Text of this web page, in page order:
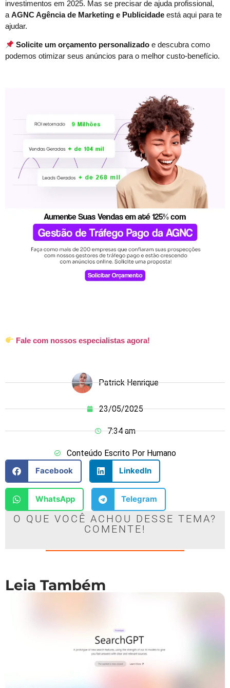
investimentos em 2025. Mas se precisar de ajuda profissional,
a AGNC Agência de Marketing e Publicidade está aqui para te
ajudar.
Solicite um orçamento personalizado e descubra como
podemos otimizar seus anúncios para o melhor custo-benefício.
Fale com nossos especialistas agora!
Patrick Henrique
23/05/2025
7:34 am
Conteúdo Escrito Por Humano
Facebook
LinkedIn
WhatsApp Telegram
O QUE VOCÊ ACHOU DESSE TEMA?
COMENTE!
Leia Também